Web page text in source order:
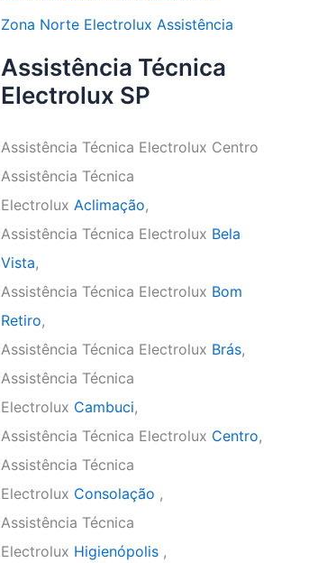
Zona Norte Electrolux Assistência
Assistência Técnica
Electrolux SP
Assistência Técnica Electrolux Centro
Assistência Técnica
Electrolux Aclimação,
Assistência Técnica Electrolux Bela
Vista,
Assistência Técnica Electrolux Bom
Retiro,
Assistência Técnica Electrolux Brás,
Assistência Técnica
Electrolux Cambuci,
Assistência Técnica Electrolux Centro,
Assistência Técnica
Electrolux Consolação ,
Assistência Técnica
Electrolux Higienópolis ,